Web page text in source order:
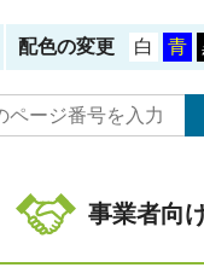
配色の変更
事業者向